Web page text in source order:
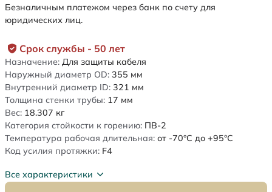
Срок службы - 50 лет
Назначение: Для защиты кабеля
Наружный диаметр OD: 355 мм
Внутренний диаметр ID: 321 мм
Толщина стенки трубы: 17 мм
Вес: 18.307 кг
Категория стойкости к горению: ПВ-2
Температура рабочая длительная: от -70°C до +95°C
Код усилия протяжки: F4
Все характеристики
Безналичным платежом через банк по счету для
юридических лиц.